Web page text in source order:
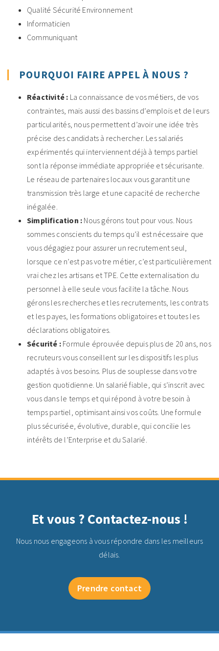
Qualité Sécurité Environnement
Informaticien
Communiquant
POURQUOI FAIRE APPEL À NOUS ?
Réactivité : La connaissance de vos métiers, de vos
contraintes, mais aussi des bassins d’emplois et de leurs
particularités, nous permettent d’avoir une idée très
précise des candidats à rechercher. Les salariés
expérimentés qui interviennent déjà à temps partiel
sont la réponse immédiate appropriée et sécurisante.
Le réseau de partenaires locaux vous garantit une
transmission très large et une capacité de recherche
inégalée.
Simplification : Nous gérons tout pour vous. Nous
sommes conscients du temps qu’il est nécessaire que
vous dégagiez pour assurer un recrutement seul,
lorsque ce n’est pas votre métier, c’est particulièrement
vrai chez les artisans et TPE. Cette externalisation du
personnel à elle seule vous facilite la tâche. Nous
gérons les recherches et les recrutements, les contrats
et les payes, les formations obligatoires et toutes les
déclarations obligatoires.
Sécurité : Formule éprouvée depuis plus de 20 ans, nos
recruteurs vous conseillent sur les dispositifs les plus
adaptés à vos besoins. Plus de souplesse dans votre
gestion quotidienne. Un salarié fiable, qui s’inscrit avec
vous dans le temps et qui répond à votre besoin à
temps partiel, optimisant ainsi vos coûts. Une formule
plus sécurisée, évolutive, durable, qui concilie les
intérêts de l’Enterprise et du Salarié.
Et vous ? Contactez-nous !
Nous nous engageons à vous répondre dans les meilleurs
délais.
Prendre contact